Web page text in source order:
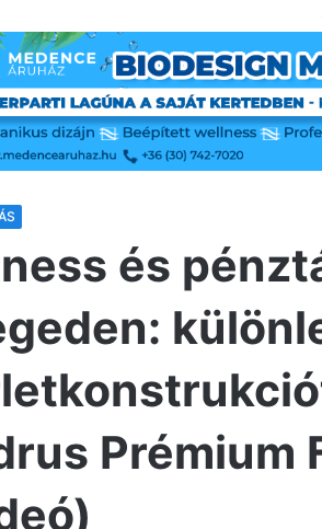
és
Prémium